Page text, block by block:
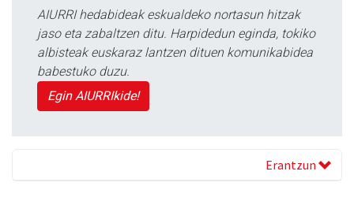
AIURRI hedabideak eskualdeko nortasun hitzak
jaso eta zabaltzen ditu. Harpidedun eginda, tokiko
albisteak euskaraz lantzen dituen komunikabidea
babestuko duzu.
Egin AIURRIkide!
Erantzun